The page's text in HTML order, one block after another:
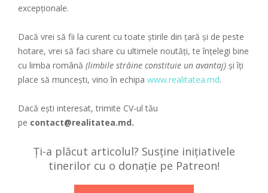
excepționale.
Dacă vrei să fii la curent cu toate știrile din țară și de peste
hotare, vrei să faci share cu ultimele noutăți, te înțelegi bine
cu limba română (limbile străine constituie un avantaj) și îți
place să muncești, vino în echipa www.realitatea.md.
Dacă ești interesat, trimite CV-ul tău
pe contact@realitatea.md.
Ți-a plăcut articolul? Susține inițiativele
tinerilor cu o donație pe Patreon!